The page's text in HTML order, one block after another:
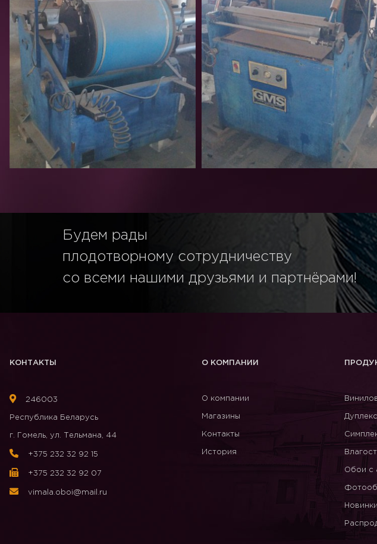
Будем рады
плодотворному сотрудничеству
со всеми нашими друзьями и партнёрами!
КОНТАКТЫ
246003
Республика Беларусь
г. Гомель, ул. Тельмана, 44
+375 232 32 92 15
+375 232 32 92 07
vimala.oboi@mail.ru
О КОМПАНИИ
О компании
Магазины
Контакты
История
Обои с
Новинки